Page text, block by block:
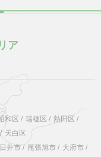
ア
和区 / 瑞穂区 / 熱田区 /
/ 天白区
井市 / 尾張旭市 / 大府市 /